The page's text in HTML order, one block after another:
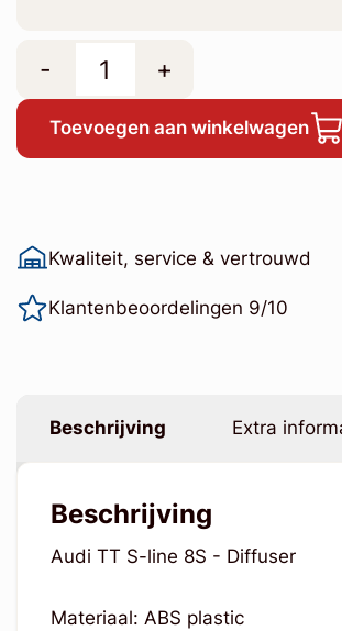
- +
Toevoegen aan winkelwagen
Kwaliteit, service & vertrouwd
Klantenbeoordelingen 9/10
Beschrijving Extra
Beschrijving
Audi TT S-line 8S - Diffuser
Materiaal: ABS plastic